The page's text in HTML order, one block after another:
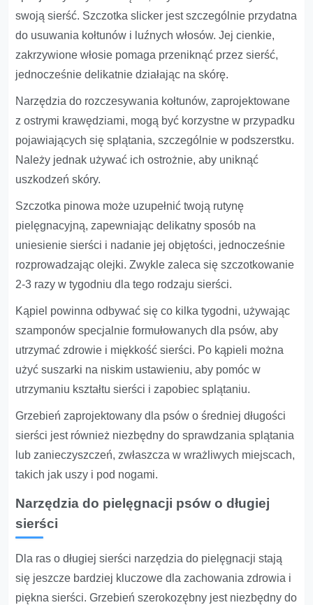
swoją sierść. Szczotka slicker jest szczególnie przydatna
do usuwania kołtunów i luźnych włosów. Jej cienkie,
zakrzywione włosie pomaga przeniknąć przez sierść,
jednocześnie delikatnie działając na skórę.
Narzędzia do rozczesywania kołtunów, zaprojektowane
z ostrymi krawędziami, mogą być korzystne w przypadku
pojawiających się splątania, szczególnie w podszerstku.
Należy jednak używać ich ostrożnie, aby uniknąć
uszkodzeń skóry.
Szczotka pinowa może uzupełnić twoją rutynę
pielęgnacyjną, zapewniając delikatny sposób na
uniesienie sierści i nadanie jej objętości, jednocześnie
rozprowadzając olejki. Zwykle zaleca się szczotkowanie
2-3 razy w tygodniu dla tego rodzaju sierści.
Kąpiel powinna odbywać się co kilka tygodni, używając
szamponów specjalnie formułowanych dla psów, aby
utrzymać zdrowie i miękkość sierści. Po kąpieli można
użyć suszarki na niskim ustawieniu, aby pomóc w
utrzymaniu kształtu sierści i zapobiec splątaniu.
Grzebień zaprojektowany dla psów o średniej długości
sierści jest również niezbędny do sprawdzania splątania
lub zanieczyszczeń, zwłaszcza w wrażliwych miejscach,
takich jak uszy i pod nogami.
Narzędzia do pielęgnacji psów o długiej
sierści
Dla ras o długiej sierści narzędzia do pielęgnacji stają
się jeszcze bardziej kluczowe dla zachowania zdrowia i
piękna sierści. Grzebień szerokozębny jest niezbędny do